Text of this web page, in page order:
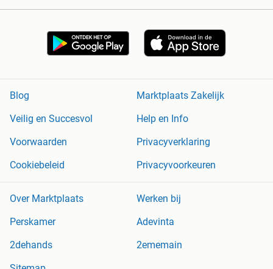
Blog
Marktplaats Zakelijk
Veilig en Succesvol
Help en Info
Voorwaarden
Privacyverklaring
Cookiebeleid
Privacyvoorkeuren
Over Marktplaats
Werken bij
Perskamer
Adevinta
2dehands
2ememain